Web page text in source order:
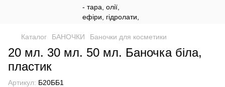
Каталог БАНОЧКИ Баночки для косметики
20 мл. 30 мл. 50 мл. Баночка біла,
пластик
Артикул: Б20ББ1